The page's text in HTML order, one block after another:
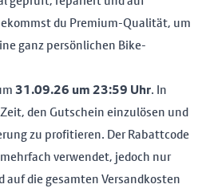
du Premium-Qualität, um
ganz persönlichen Bike-
31.09.26 um 23:59 Uhr. In
den Gutschein einzulösen und
zu profitieren. Der Rabattcode
verwendet, jedoch nur
die gesamten Versandkosten